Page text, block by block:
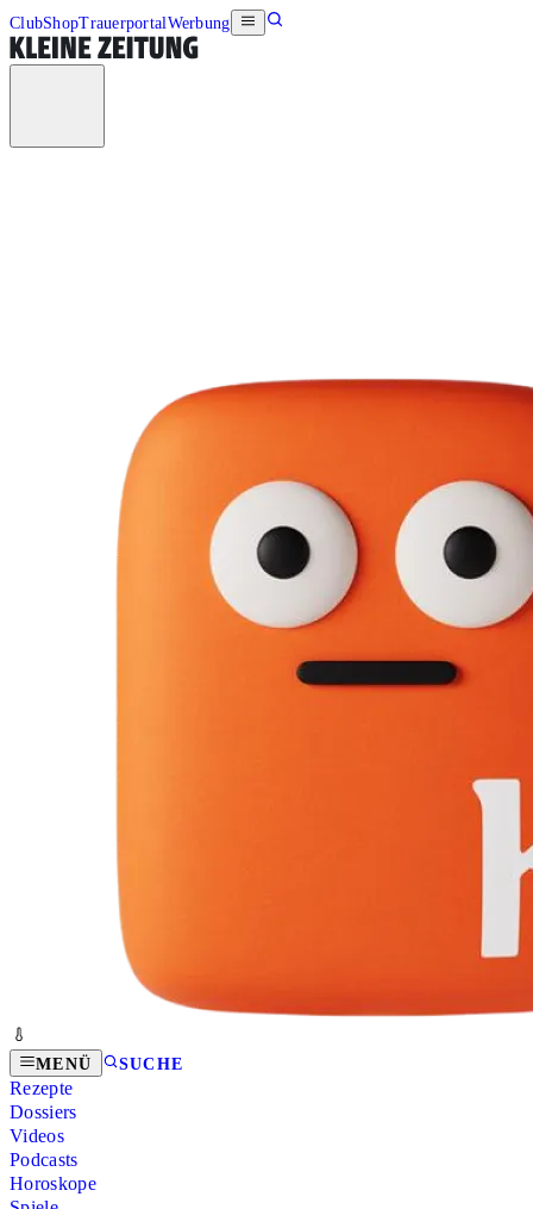
ClubShopTrauerportalWerbung
MENÜ SUCHE
Rezepte
Dossiers
Videos
Podcasts
Horoskope